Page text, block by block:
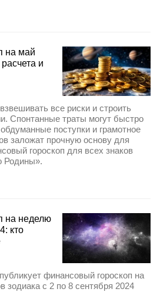
на май
и
все риски и строить
Спонтанные траты могут быстро
поступки и грамотное
заложат прочную основу для
гороскоп для всех знаков
Родины».
на неделю
кто
финансовый гороскоп на
зодиака с 2 по 8 сентября 2024